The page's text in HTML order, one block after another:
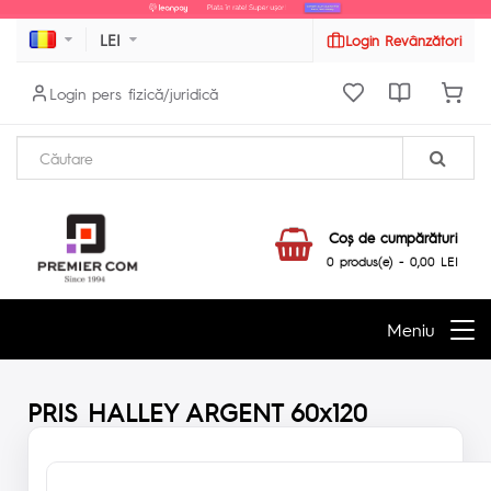
LEI Login Revânzători
Login pers fizică/juridică
Coş de cumpărături
0 produs(e) - 0,00 LEI
Meniu
PRIS HALLEY ARGENT 60x120